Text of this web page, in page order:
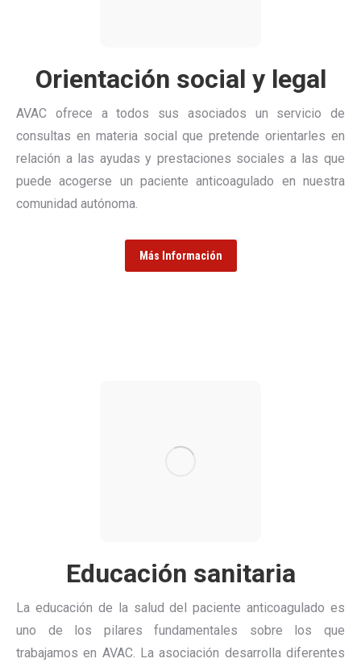
Orientación social y legal
AVAC ofrece a todos sus asociados un servicio de
consultas en materia social que pretende orientarles en
relación a las ayudas y prestaciones sociales a las que
puede acogerse un paciente anticoagulado en nuestra
comunidad autónoma.
Más Información
Educación sanitaria
La educación de la salud del paciente anticoagulado es
uno de los pilares fundamentales sobre los que
trabajamos en AVAC. La asociación desarrolla diferentes